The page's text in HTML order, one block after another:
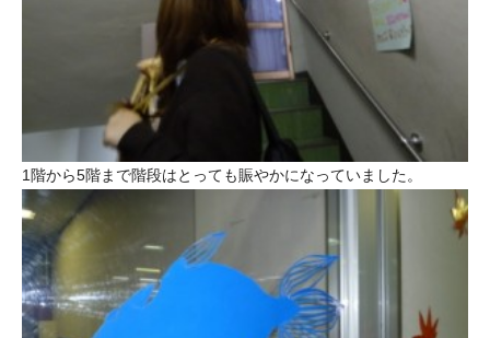
1階から5階まで階段はとっても賑やかになっていました。